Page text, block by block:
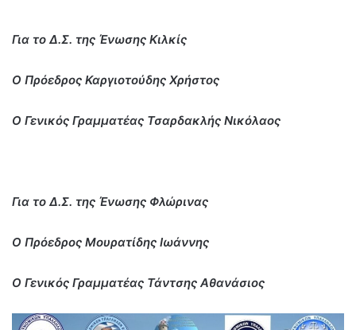
Για το Δ.Σ. της Ένωσης Κιλκίς
Ο Πρόεδρος Καργιοτούδης Χρήστος
Ο Γενικός Γραμματέας Τσαρδακλής Νικόλαος
Για το Δ.Σ. της Ένωσης Φλώρινας
Ο Πρόεδρος Μουρατίδης Ιωάννης
Ο Γενικός Γραμματέας Τάντσης Αθανάσιος